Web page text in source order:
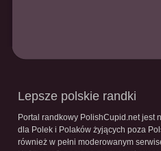
Lepsze polskie randki
Portal randkowy PolishCupid.net jest
dla Polek i Polaków żyjących poza
również w pełni moderowanym